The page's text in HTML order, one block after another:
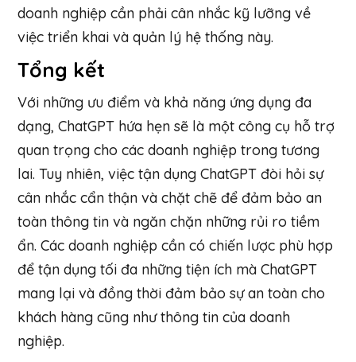
doanh nghiệp cần phải cân nhắc kỹ lưỡng về
việc triển khai và quản lý hệ thống này.
Tổng kết
Với những ưu điểm và khả năng ứng dụng đa
dạng, ChatGPT hứa hẹn sẽ là một công cụ hỗ trợ
quan trọng cho các doanh nghiệp trong tương
lai. Tuy nhiên, việc tận dụng ChatGPT đòi hỏi sự
cân nhắc cẩn thận và chặt chẽ để đảm bảo an
toàn thông tin và ngăn chặn những rủi ro tiềm
ẩn. Các doanh nghiệp cần có chiến lược phù hợp
để tận dụng tối đa những tiện ích mà ChatGPT
mang lại và đồng thời đảm bảo sự an toàn cho
khách hàng cũng như thông tin của doanh
nghiệp.